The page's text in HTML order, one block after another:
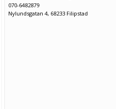
070-6482879
Nylundsgatan 4, 68233 Filipstad